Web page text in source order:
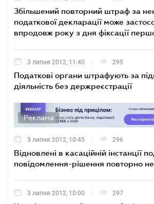
Збільшений повторний штраф за
податкової декларації може
впродовж року з дня фіксації
3 липня 2012, 11:40 295
Податкові органи штрафують за
діяльність без держреєстрації
Реклама
3 липня 2012, 10:45 296
Відновлені в касаційній інстанції
повідомлення-рішення повторно
3 липня 2012, 10:00 297